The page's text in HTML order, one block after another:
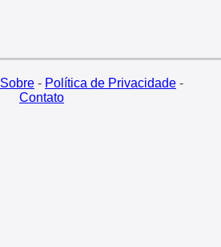
Sobre- Política de Privacidade-
Contato